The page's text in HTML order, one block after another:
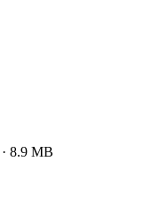
8.9 MB